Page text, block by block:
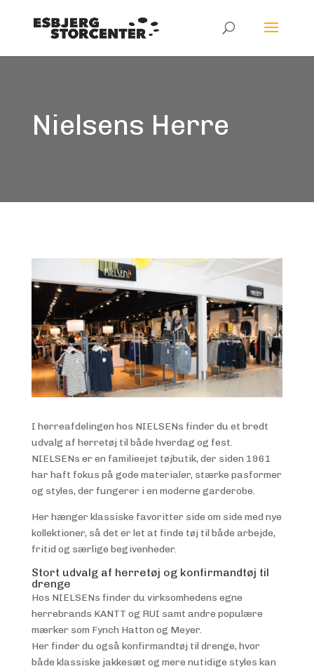
Nielsens Herre
I herreafdelingen hos NIELSENs finder du et bredt
udvalg af herretøj til både hverdag og fest.
NIELSENs er en familieejet tøjbutik, der siden 1961
har haft fokus på gode materialer, stærke pasformer
og styles, der fungerer i en moderne garderobe.
Her hænger klassiske favoritter side om side med nye
kollektioner, så det er let at finde tøj til både arbejde,
fritid og særlige begivenheder.
Stort udvalg af herretøj og konfirmandtøj til
drenge
Hos NIELSENs finder du virksomhedens egne
herrebrands KANTT og RUI samt andre populære
mærker som Fynch Hatton og Meyer.
Her finder du også konfirmandtøj til drenge, hvor
både klassiske jakkesæt og mere nutidige styles kan